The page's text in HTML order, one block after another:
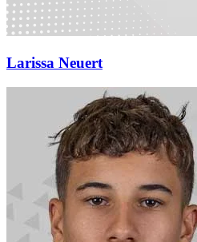
Larissa Neuert